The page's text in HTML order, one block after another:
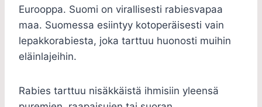
Eurooppa. Suomi on virallisesti rabiesvapaa
maa. Suomessa esiintyy kotoperäisesti vain
lepakkorabiesta, joka tarttuu huonosti muihin
eläinlajeihin.
Rabies tarttuu nisäkkäistä ihmisiin yleensä